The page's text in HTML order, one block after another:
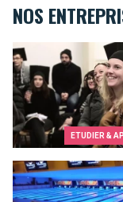
NOS
ETUDIER &
Dream Your Life
Bowlmaster